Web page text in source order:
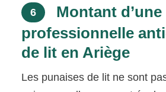
6
Montant
professionnelle
de lit en Ariège
Les punaises de lit ne sont